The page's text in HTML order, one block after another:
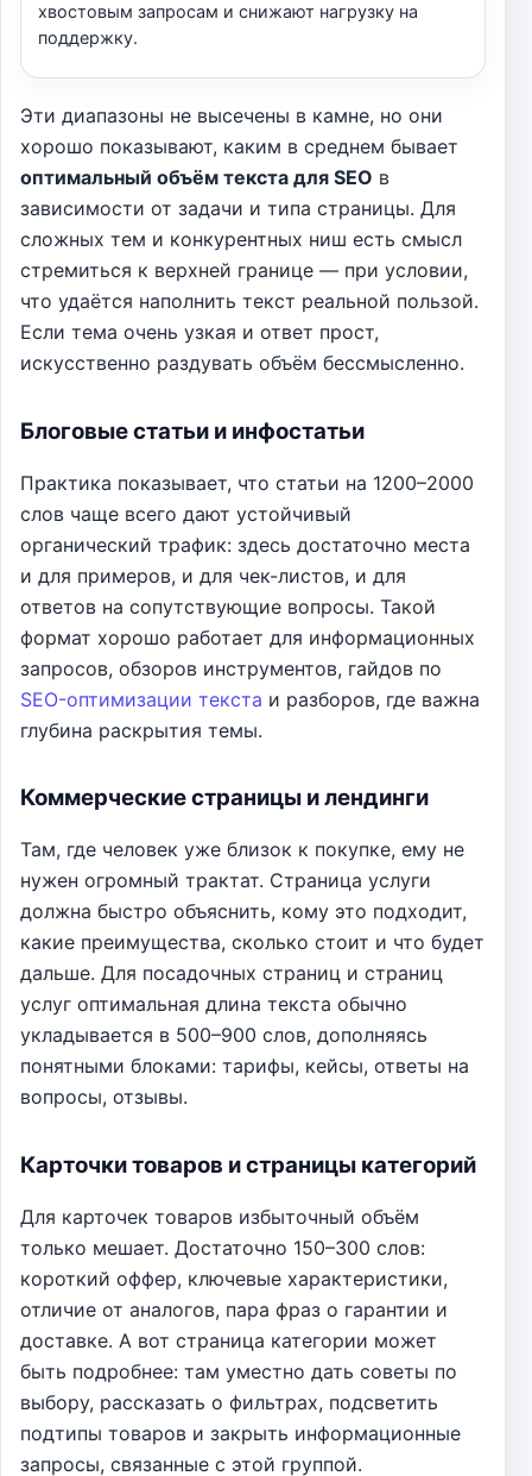
хвостовым запросам и снижают нагрузку на
поддержку.
Эти диапазоны не высечены в камне, но они
хорошо показывают, каким в среднем бывает
оптимальный объём текста для SEO в
зависимости от задачи и типа страницы. Для
сложных тем и конкурентных ниш есть смысл
стремиться к верхней границе — при условии,
что удаётся наполнить текст реальной пользой.
Если тема очень узкая и ответ прост,
искусственно раздувать объём бессмысленно.
Блоговые статьи и инфостатьи
Практика показывает, что статьи на 1200–2000
слов чаще всего дают устойчивый
органический трафик: здесь достаточно места
и для примеров, и для чек-листов, и для
ответов на сопутствующие вопросы. Такой
формат хорошо работает для информационных
запросов, обзоров инструментов, гайдов по
SEO-оптимизации текста и разборов, где важна
глубина раскрытия темы.
Коммерческие страницы и лендинги
Там, где человек уже близок к покупке, ему не
нужен огромный трактат. Страница услуги
должна быстро объяснить, кому это подходит,
какие преимущества, сколько стоит и что будет
дальше. Для посадочных страниц и страниц
услуг оптимальная длина текста обычно
укладывается в 500–900 слов, дополняясь
понятными блоками: тарифы, кейсы, ответы на
вопросы, отзывы.
Карточки товаров и страницы категорий
Для карточек товаров избыточный объём
только мешает. Достаточно 150–300 слов:
короткий оффер, ключевые характеристики,
отличие от аналогов, пара фраз о гарантии и
доставке. А вот страница категории может
быть подробнее: там уместно дать советы по
выбору, рассказать о фильтрах, подсветить
подтипы товаров и закрыть информационные
запросы, связанные с этой группой.